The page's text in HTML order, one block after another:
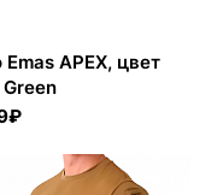
Emas APEX, цвет